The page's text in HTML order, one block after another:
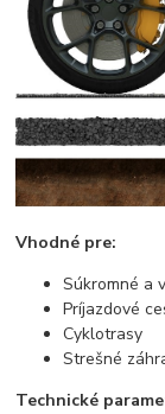
Vhodné pre:
Súkromné ​​a
Príjazdové
Cyklotrasy
Strešné
Technické